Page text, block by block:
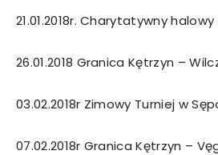
21.01.2018r. Charytatywny
26.01.2018 Granica Kętrzyn –
03.02.2018r Zimowy Turniej w
07.02.2018r Granica Kętrzyn –